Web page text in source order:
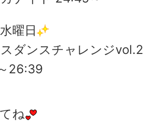
曜日
ダンスチャレンジvol.2
26:39
ね